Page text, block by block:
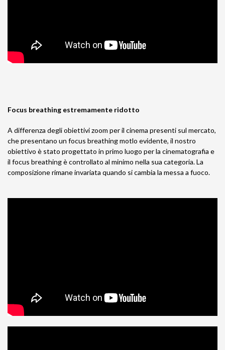
Focus breathing estremamente ridotto
A differenza degli obiettivi zoom per il cinema presenti sul mercato,
che presentano un focus breathing motlo evidente, il nostro
obiettivo è stato progettato in primo luogo per la cinematografia e
il focus breathing è controllato al minimo nella sua categoria. La
composizione rimane invariata quando si cambia la messa a fuoco.